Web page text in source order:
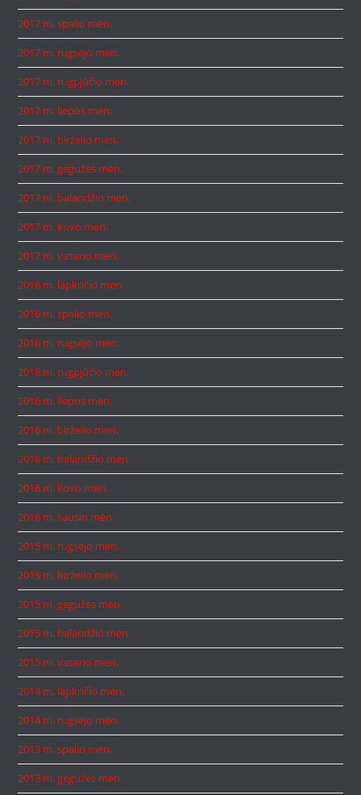
2017 m. spalio mėn.
2017 m. rugsėjo mėn.
2017 m. rugpjūčio mėn.
2017 m. liepos mėn.
2017 m. birželio mėn.
2017 m. gegužės mėn.
2017 m. balandžio mėn.
2017 m. kovo mėn.
2017 m. vasario mėn.
2016 m. lapkričio mėn.
2016 m. spalio mėn.
2016 m. rugsėjo mėn.
2016 m. rugpjūčio mėn.
2016 m. liepos mėn.
2016 m. birželio mėn.
2016 m. balandžio mėn.
2016 m. kovo mėn.
2016 m. sausio mėn.
2015 m. rugsėjo mėn.
2015 m. birželio mėn.
2015 m. gegužės mėn.
2015 m. balandžio mėn.
2015 m. vasario mėn.
2014 m. lapkričio mėn.
2014 m. rugsėjo mėn.
2013 m. spalio mėn.
2013 m. gegužės mėn.